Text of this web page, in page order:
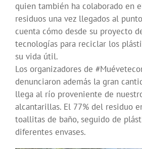
quien también ha colaborado en
residuos una vez llegados al
cuenta cómo desde su proyecto
tecnologías para reciclar los
su vida útil.
Los organizadores de
denunciaron además la gran
llega al río proveniente de
alcantarillas. El 77% del residuo
toallitas de baño, seguido de
diferentes envases.